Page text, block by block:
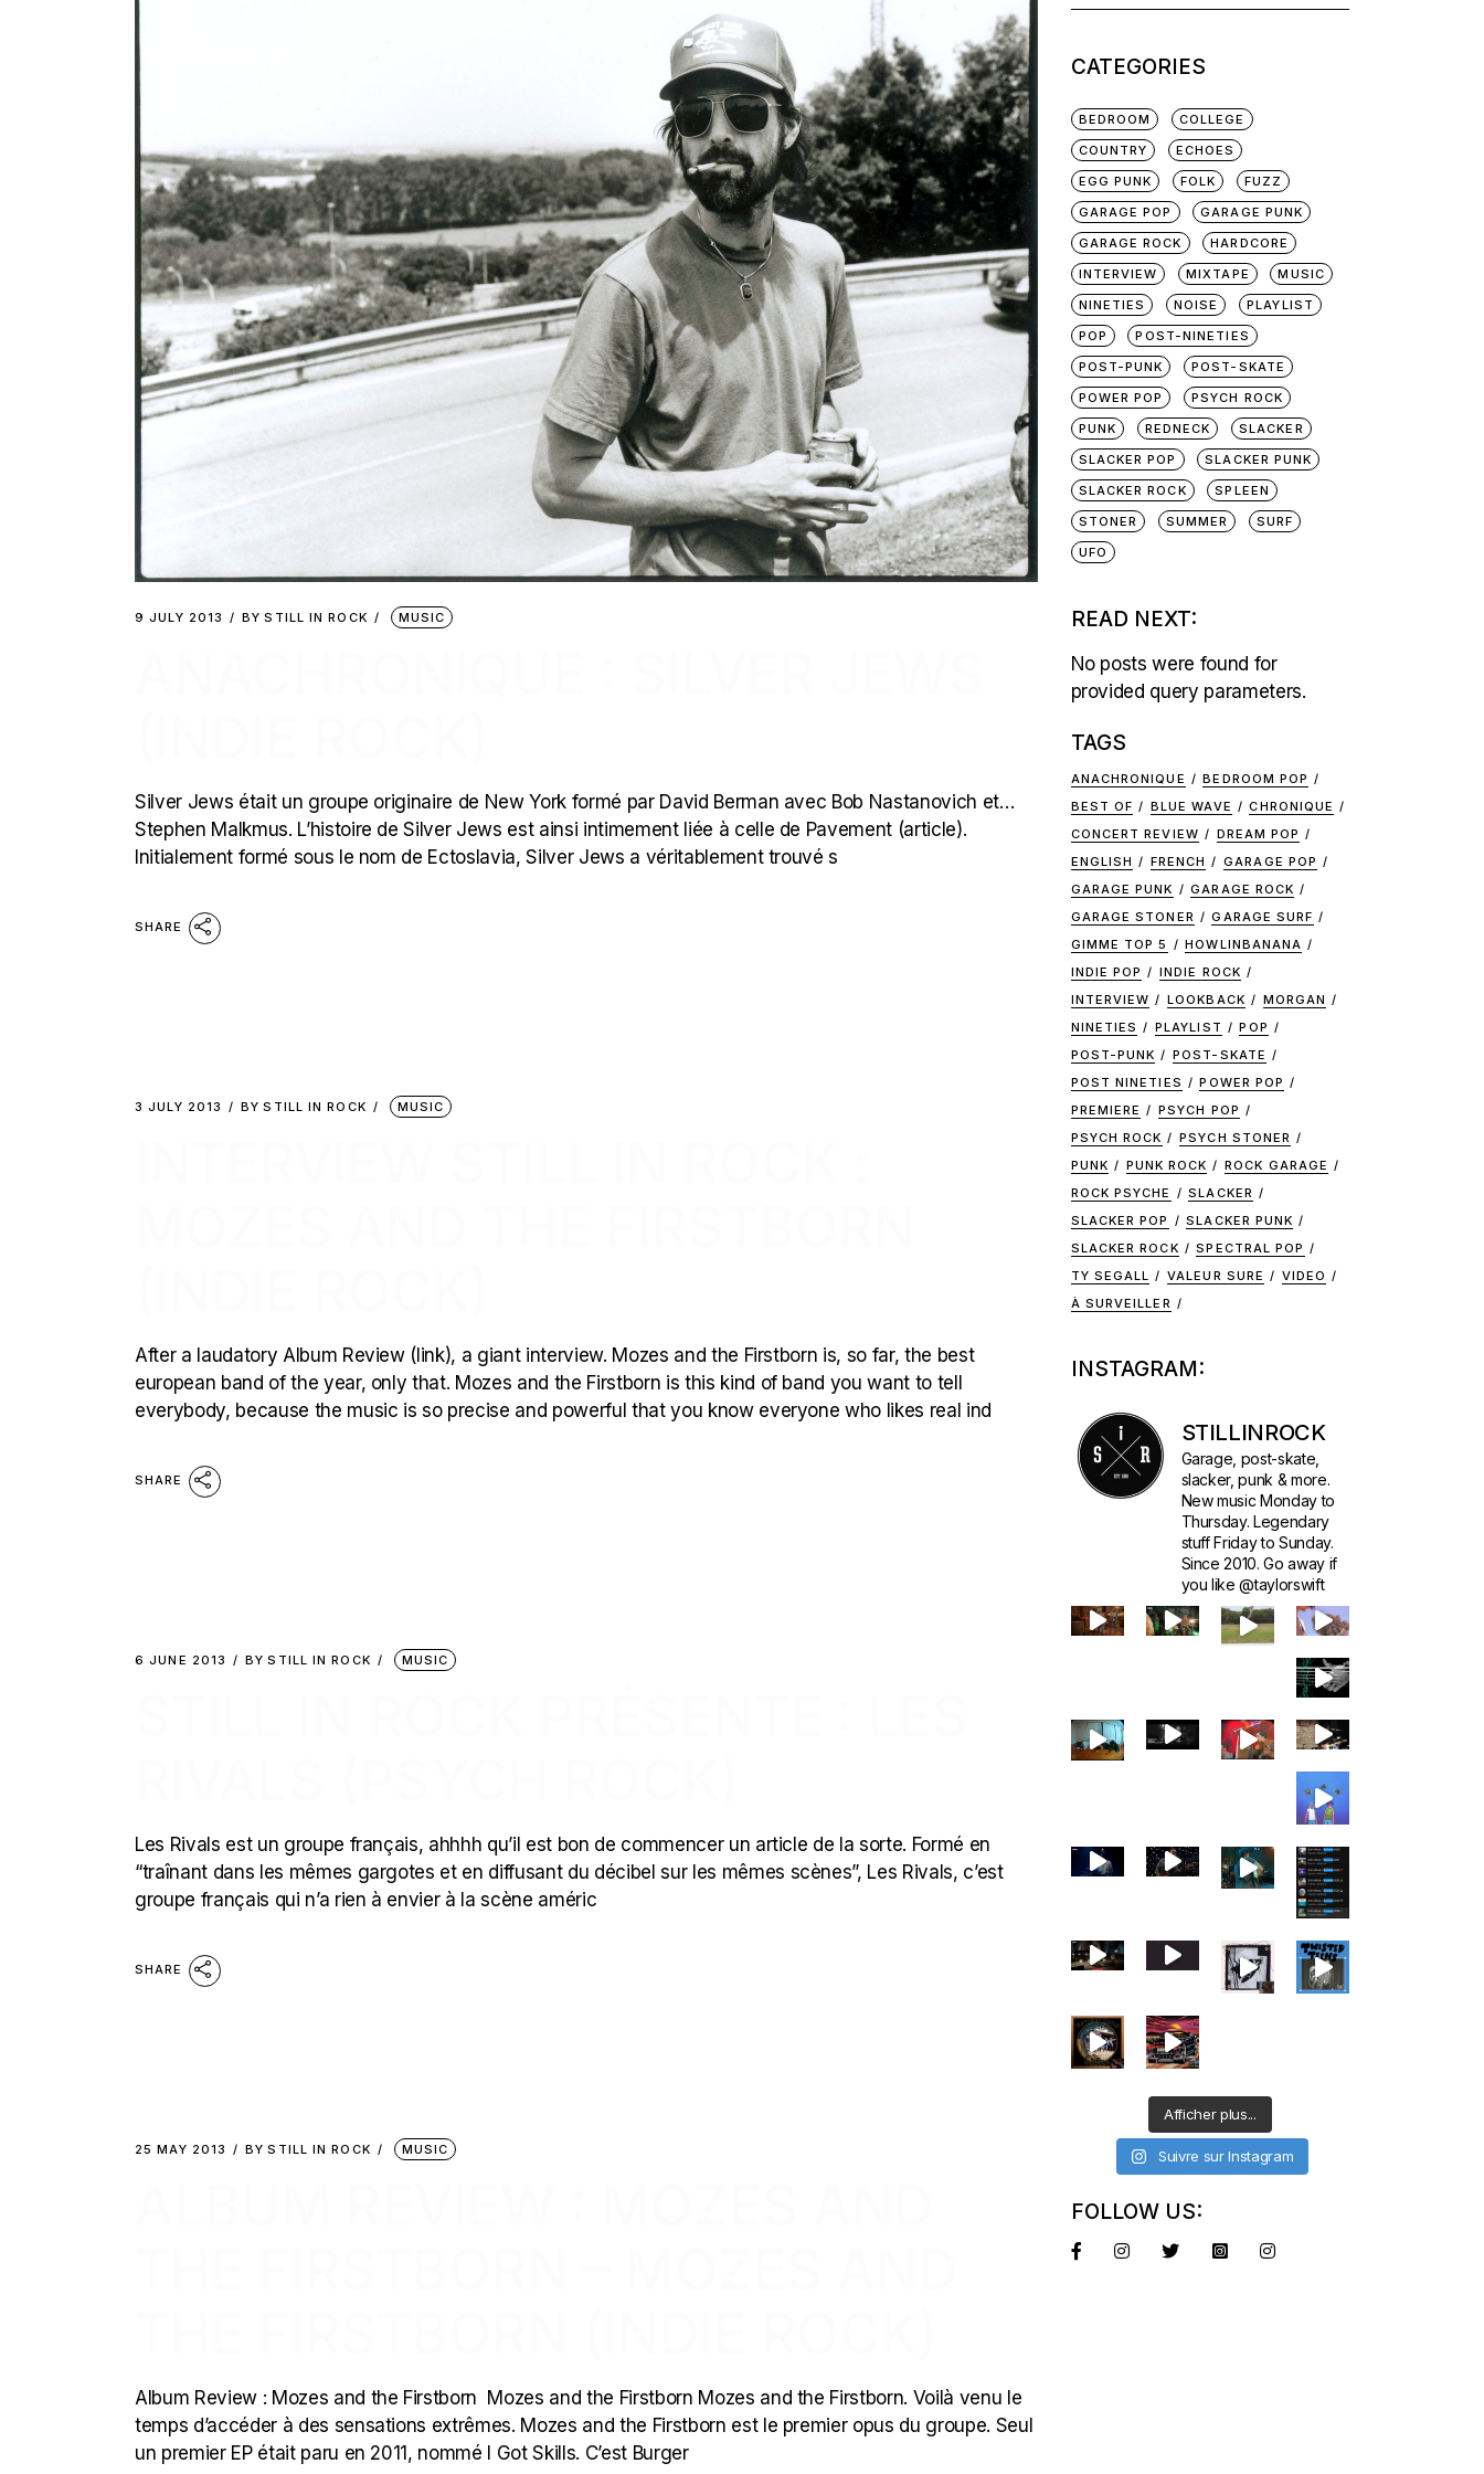
9 JULY 2013 BY STILL IN ROCK MUSIC
Silver Jews était un groupe originaire de New York formé par David Berman avec Bob Nastanovich et…
Stephen Malkmus. L’histoire de Silver Jews est ainsi intimement liée à celle de Pavement (article).
Initialement formé sous le nom de Ectoslavia, Silver Jews a véritablement trouvé s
SHARE
3 JULY 2013 BY STILL IN ROCK MUSIC
After a laudatory Album Review (link), a giant interview. Mozes and the Firstborn is, so far, the best
european band of the year, only that. Mozes and the Firstborn is this kind of band you want to tell
everybody, because the music is so precise and powerful that you know everyone who likes real ind
SHARE
6 JUNE 2013 BY STILL IN ROCK MUSIC
Les Rivals est un groupe français, ahhhh qu’il est bon de commencer un article de la sorte. Formé en
“traînant dans les mêmes gargotes et en diffusant du décibel sur les mêmes scènes”, Les Rivals, c’est
groupe français qui n’a rien à envier à la scène améric
SHARE
25 MAY 2013 BY STILL IN ROCK MUSIC
Album Review : Mozes and the Firstborn Mozes and the Firstborn Mozes and the Firstborn. Voilà venu le
temps d’accéder à des sensations extrêmes. Mozes and the Firstborn est le premier opus du groupe. Seul
un premier EP était paru en 2011, nommé I Got Skills. C’est Burger
CATEGORIES
BEDROOM
COLLEGE
COUNTRY
ECHOES
EGG PUNK
FOLK
FUZZ
GARAGE POP
GARAGE PUNK
GARAGE ROCK
HARDCORE
INTERVIEW
MIXTAPE
MUSIC
NINETIES
NOISE
PLAYLIST
POP
POST-NINETIES
POST-PUNK
POST-SKATE
POWER POP
PSYCH ROCK
PUNK
REDNECK
SLACKER
SLACKER POP
SLACKER PUNK
SLACKER ROCK
SPLEEN
STONER
SUMMER
SURF
UFO
READ NEXT:
No posts were found for
provided query parameters.
TAGS
ANACHRONIQUE
BEDROOM POP
BEST OF
BLUE WAVE
CHRONIQUE
CONCERT REVIEW
DREAM POP
ENGLISH
FRENCH
GARAGE POP
GARAGE PUNK
GARAGE ROCK
GARAGE STONER
GARAGE SURF
GIMME TOP 5
HOWLINBANANA
INDIE POP
INDIE ROCK
INTERVIEW
LOOKBACK
MORGAN
NINETIES
PLAYLIST
POP
POST-PUNK
POST-SKATE
POST NINETIES
POWER POP
PREMIERE
PSYCH POP
PSYCH ROCK
PSYCH STONER
PUNK
PUNK ROCK
ROCK GARAGE
ROCK PSYCHE
SLACKER
SLACKER POP
SLACKER PUNK
SLACKER ROCK
SPECTRAL POP
TY SEGALL
VALEUR SURE
VIDEO
À SURVEILLER
INSTAGRAM:
STILLINROCK
Garage, post-skate,
slacker, punk & more.
New music Monday to
Thursday. Legendary
stuff Friday to Sunday.
Since 2010. Go away if
you like @taylorswift
Afficher plus...
Suivre sur Instagram
FOLLOW US: